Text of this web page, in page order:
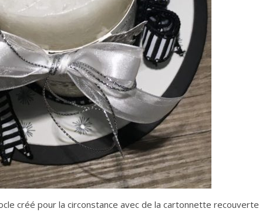
créé pour la circonstance avec de la cartonnette recouverte